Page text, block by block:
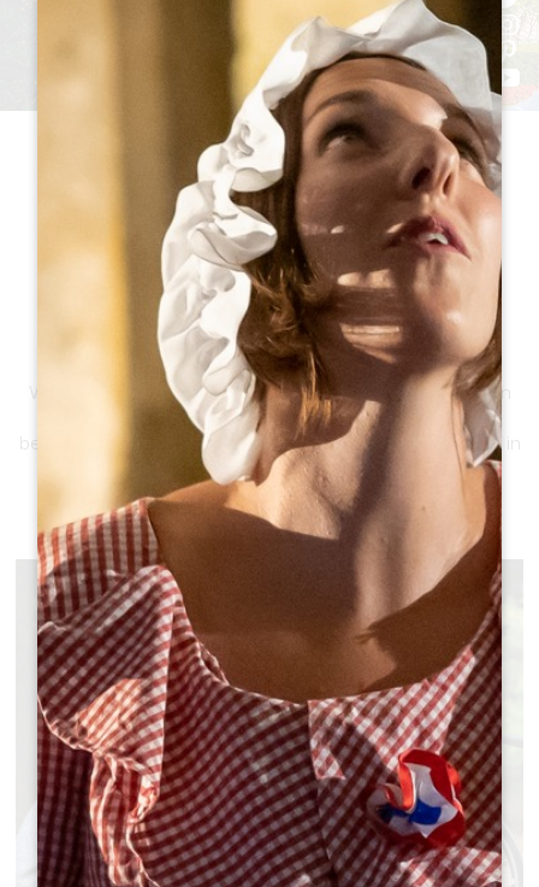
We zijn er trots op dat we toegankelijkheidsmaatregelen
implementeren zodat elke bezoeker, wat zijn specifieke
behoeften ook zijn, ten volle kan genieten van zijn verblijf in
het Greater Saint-Emilion gebied.